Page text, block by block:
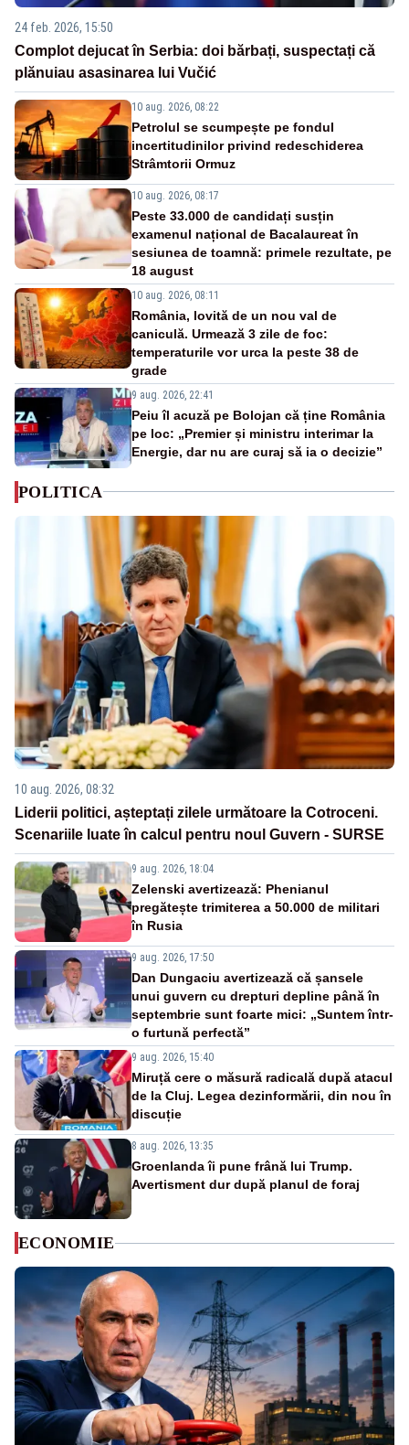
24 feb. 2026, 15:50
Complot dejucat în Serbia: doi bărbați, suspectați că
plănuiau asasinarea lui Vučić
10 aug. 2026, 08:22
Petrolul se scumpește pe fondul
incertitudinilor privind redeschiderea
Strâmtorii Ormuz
10 aug. 2026, 08:17
Peste 33.000 de candidați susțin
examenul național de Bacalaureat în
sesiunea de toamnă: primele rezultate, pe
18 august
10 aug. 2026, 08:11
România, lovită de un nou val de
caniculă. Urmează 3 zile de foc:
temperaturile vor urca la peste 38 de
grade
9 aug. 2026, 22:41
Peiu îl acuză pe Bolojan că ține România
pe loc: „Premier și ministru interimar la
Energie, dar nu are curaj să ia o decizie”
POLITICA
10 aug. 2026, 08:32
Liderii politici, așteptați zilele următoare la Cotroceni.
Scenariile luate în calcul pentru noul Guvern - SURSE
9 aug. 2026, 18:04
Zelenski avertizează: Phenianul
pregătește trimiterea a 50.000 de militari
în Rusia
9 aug. 2026, 17:50
Dan Dungaciu avertizează că șansele
unui guvern cu drepturi depline până în
septembrie sunt foarte mici: „Suntem într-
o furtună perfectă”
9 aug. 2026, 15:40
Miruță cere o măsură radicală după atacul
de la Cluj. Legea dezinformării, din nou în
discuție
8 aug. 2026, 13:35
Groenlanda îi pune frână lui Trump.
Avertisment dur după planul de foraj
ECONOMIE